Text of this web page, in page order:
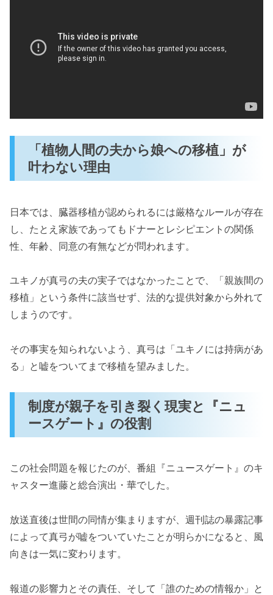
「植物人間の夫から娘への移植」が
叶わない理由
日本では、臓器移植が認められるには厳格なルールが存在
し、たとえ家族であってもドナーとレシピエントの関係
性、年齢、同意の有無などが問われます。
ユキノが真弓の夫の実子ではなかったことで、「親族間の
移植」という条件に該当せず、法的な提供対象から外れて
しまうのです。
その事実を知られないよう、真弓は「ユキノには持病があ
る」と嘘をついてまで移植を望みました。
制度が親子を引き裂く現実と『ニュ
ースゲート』の役割
この社会問題を報じたのが、番組『ニュースゲート』のキ
ャスター進藤と総合演出・華でした。
放送直後は世間の同情が集まりますが、週刊誌の暴露記事
によって真弓が嘘をついていたことが明らかになると、風
向きは一気に変わります。
報道の影響力とその責任、そして「誰のための情報か」と